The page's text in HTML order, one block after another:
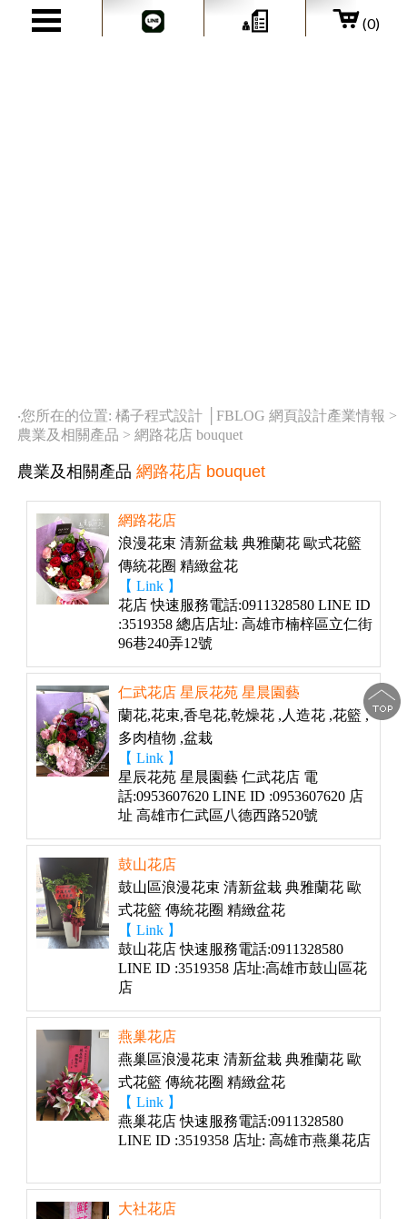
(0)
‧您所在的位置: 橘子程式設計 │FBLOG 網頁設計產業情報 >
農業及相關產品 > 網路花店 bouquet
農業及相關產品 網路花店 bouquet
網路花店
浪漫花束 清新盆栽 典雅蘭花 歐式花籃
傳統花圈 精緻盆花
【 Link 】
花店 快速服務電話:0911328580 LINE ID
:3519358 總店店址: 高雄市楠梓區立仁街
96巷240弄12號
仁武花店 星辰花苑 星晨園藝
蘭花,花束,香皂花,乾燥花 ,人造花 ,花籃 ,
多肉植物 ,盆栽
【 Link 】
星辰花苑 星晨園藝 仁武花店 電
話:0953607620 LINE ID :0953607620 店
址 高雄市仁武區八德西路520號
鼓山花店
鼓山區浪漫花束 清新盆栽 典雅蘭花 歐
式花籃 傳統花圈 精緻盆花
【 Link 】
鼓山花店 快速服務電話:0911328580
LINE ID :3519358 店址:高雄市鼓山區花
店
燕巢花店
燕巢區浪漫花束 清新盆栽 典雅蘭花 歐
式花籃 傳統花圈 精緻盆花
【 Link 】
燕巢花店 快速服務電話:0911328580
LINE ID :3519358 店址: 高雄市燕巢花店
大社花店